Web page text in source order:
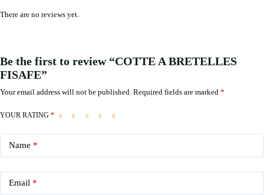
There are no reviews yet.
Be the first to review “COTTE A BRETELLES
FISAFE”
Your email address will not be published. Required fields are marked *
YOUR RATING *
Name *
Email *